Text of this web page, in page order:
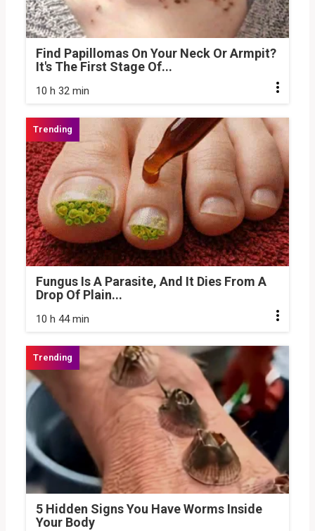
Find Papillomas On Your Neck Or Armpit?
It's The First Stage Of...
10 h 32 min
Fungus Is A Parasite, And It Dies From A
Drop Of Plain...
10 h 44 min
5 Hidden Signs You Have Worms Inside
Your Body